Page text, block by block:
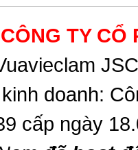
CÔNG TY CỔ
doanh:
cấp ngày